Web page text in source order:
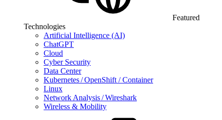
Featured
Technologies
Artificial Intelligence (AI)
ChatGPT
Cloud
Cyber Security
Data Center
Kubernetes / OpenShift / Container
Linux
Network Analysis / Wireshark
Wireless & Mobility